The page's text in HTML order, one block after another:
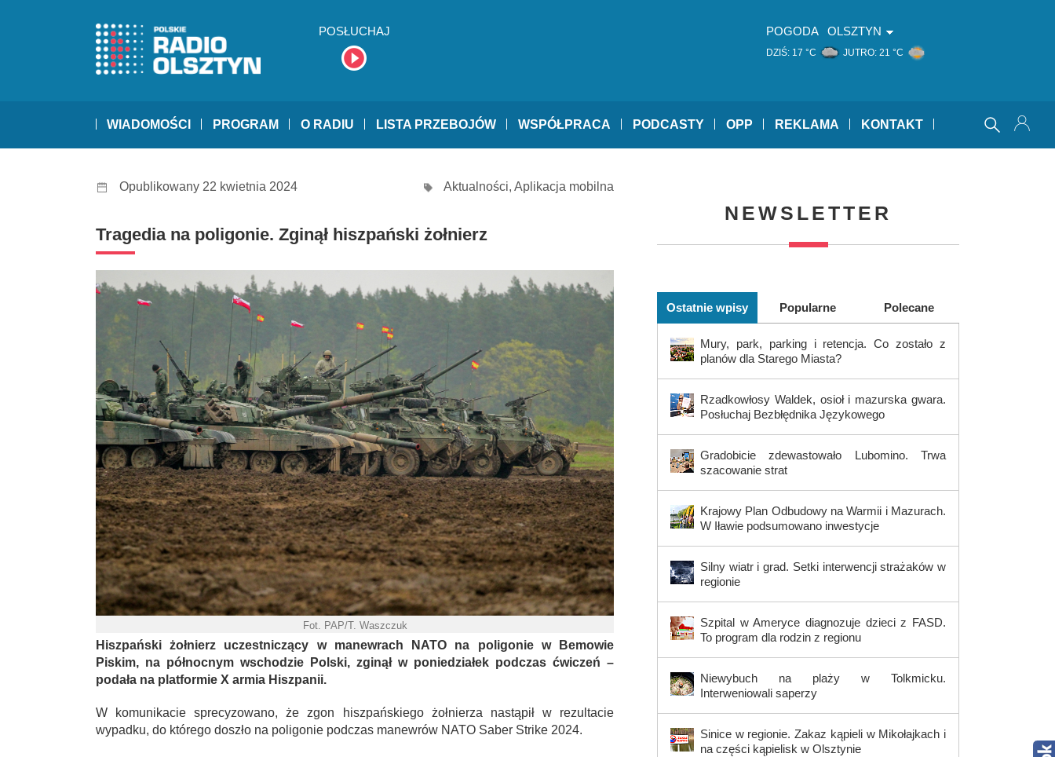
POSŁUCHAJ POGODA OLSZTYN
DZIŚ: 17 °C JUTRO: 21 °C
WIADOMOŚCI PROGRAM O RADIU LISTA PRZEBOJÓW WSPÓŁPRACA PODCASTY OPP REKLAMA KONTAKT
Opublikowany 22 kwietnia 2024 Aktualności, Aplikacja mobilna
Tragedia na poligonie. Zginął hiszpański żołnierz
Fot. PAP/T. Waszczuk
Hiszpański żołnierz uczestniczący w manewrach NATO na poligonie w Bemowie
Piskim, na północnym wschodzie Polski, zginął w poniedziałek podczas ćwiczeń –
podała na platformie X armia Hiszpanii.
W komunikacie sprecyzowano, że zgon hiszpańskiego żołnierza nastąpił w rezultacie
wypadku, do którego doszło na poligonie podczas manewrów NATO Saber Strike 2024.
NEWSLETTER
Ostatnie wpisy Popularne Polecane
Mury, park, parking i retencja. Co zostało z
planów dla Starego Miasta?
Rzadkowłosy Waldek, osioł i mazurska gwara.
Posłuchaj Bezbłędnika Językowego
Gradobicie zdewastowało Lubomino. Trwa
szacowanie strat
Krajowy Plan Odbudowy na Warmii i Mazurach.
W Iławie podsumowano inwestycje
Silny wiatr i grad. Setki interwencji strażaków w
regionie
Szpital w Ameryce diagnozuje dzieci z FASD.
To program dla rodzin z regionu
Niewybuch na plaży w Tolkmicku.
Interweniowali saperzy
Sinice w regionie. Zakaz kąpieli w Mikołajkach i
na części kąpielisk w Olsztynie